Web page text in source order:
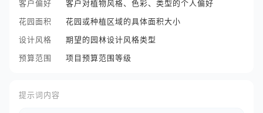
客户偏好
客户对植物风格、色彩、类型的个人偏好
花园面积
花园或种植区域的具体面积大小
设计风格
期望的园林设计风格类型
预算范围
项目预算范围等级
提示词内容